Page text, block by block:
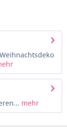
mehr